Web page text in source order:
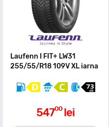
Laufenn I FIT+ LW31
255/55/R18 109V XL iarna
54700 lei